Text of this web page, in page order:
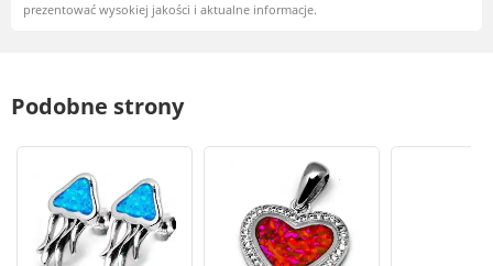
prezentować wysokiej jakości i aktualne informacje.
Podobne strony